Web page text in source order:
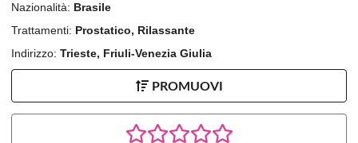
Nazionalità: Brasile
Trattamenti: Prostatico, Rilassante
Indirizzo: Trieste, Friuli-Venezia Giulia
PROMUOVI